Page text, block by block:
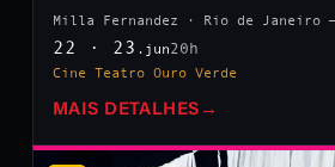
Milla Fernandez · Rio de Janeiro
22 · 23 .jun20h
Cine Teatro Ouro Verde
MAIS DETALHES →